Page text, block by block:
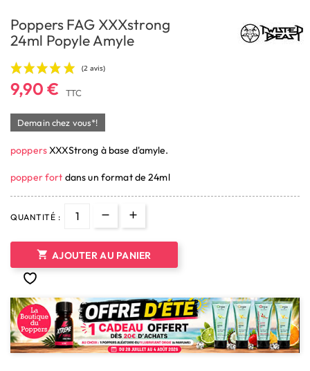
Poppers FAG XXXstrong
24ml Popyle Amyle
9,90 € TTC
Demain chez vous*!
poppersXXXStrong à base d'amyle.
popper fort dans un format de 24ml
QUANTITÉ :
 AJOUTER AU PANIER